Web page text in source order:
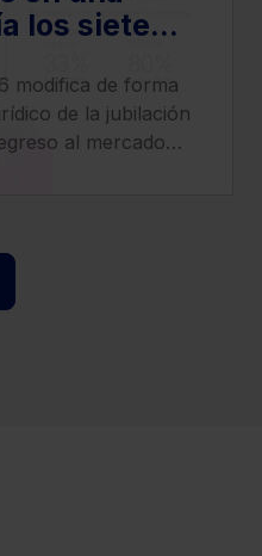
los siete
Decreto
modifica de forma
de la jubilación
al mercado